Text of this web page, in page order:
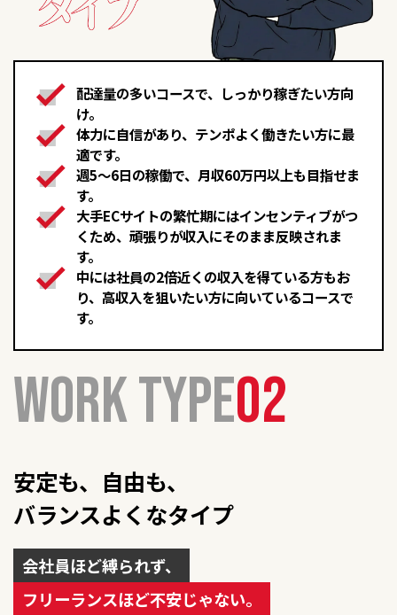
配達量の多いコースで、しっかり稼ぎたい方向
け。
体力に自信があり、テンポよく働きたい方に最
適です。
週5〜6日の稼働で、月収60万円以上も目指せま
す。
大手ECサイトの繁忙期にはインセンティブがつ
くため、頑張りが収入にそのまま反映されま
す。
中には社員の2倍近くの収入を得ている方もお
り、高収入を狙いたい方に向いているコースで
す。
WORK TYPE02
安定も、自由も、
バランスよくなタイプ
会社員ほど縛られず、
フリーランスほど不安じゃない。